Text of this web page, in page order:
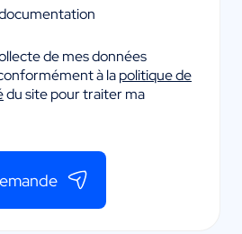
de mes données
à lapolitique de
du site pour traiter ma